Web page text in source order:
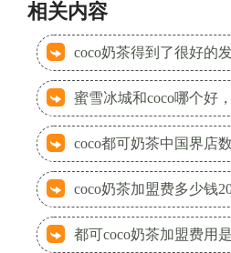
相关内容
coco奶茶得到了很好的
蜜雪冰城和coco哪个好
coco都可奶茶中国界店
coco奶茶加盟费多少钱
都可coco奶茶加盟费用